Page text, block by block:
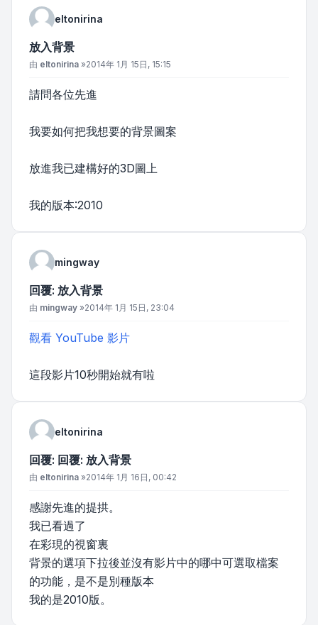
eltonirina
放入背景
文章
由 eltonirina »2014年 1月 15日, 15:15
請問各位先進
我要如何把我想要的背景圖案
放進我已建構好的3D圖上
我的版本:2010
mingway
回覆: 放入背景
文章
由 mingway »2014年 1月 15日, 23:04
觀看 YouTube 影片
這段影片10秒開始就有啦
eltonirina
回覆: 回覆: 放入背景
文章
由 eltonirina »2014年 1月 16日, 00:42
感謝先進的提拱。
我已看過了
在彩現的視窗裏
背景的選項下拉後並沒有影片中的哪中可選取檔案
的功能，是不是別種版本
我的是2010版。